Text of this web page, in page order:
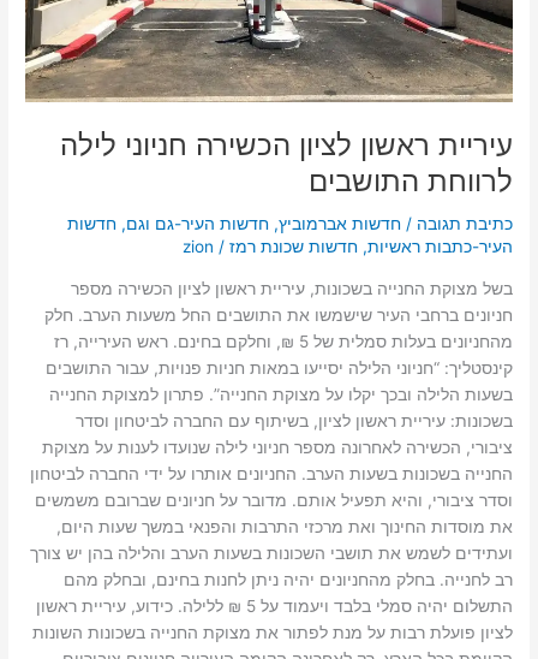
עיריית ראשון לציון הכשירה חניוני לילה
לרווחת התושבים
כתיבת תגובה /חדשות אברמוביץ,חדשות העיר-גם וגם,חדשות
העיר-כתבות ראשיות,חדשות שכונת רמז /
zion
בשל מצוקת החנייה בשכונות, עיריית ראשון לציון הכשירה מספר
חניונים ברחבי העיר שישמשו את התושבים החל משעות הערב. חלק
מהחניונים בעלות סמלית של 5 ₪, וחלקם בחינם. ראש העירייה, רז
קינסטליך: “חניוני הלילה יסייעו במאות חניות פנויות, עבור התושבים
בשעות הלילה ובכך יקלו על מצוקת החנייה”. פתרון למצוקת החנייה
בשכונות: עיריית ראשון לציון, בשיתוף עם החברה לביטחון וסדר
ציבורי, הכשירה לאחרונה מספר חניוני לילה שנועדו לענות על מצוקת
החנייה בשכונות בשעות הערב. החניונים אותרו על ידי החברה לביטחון
וסדר ציבורי, והיא תפעיל אותם. מדובר על חניונים שברובם משמשים
את מוסדות החינוך ואת מרכזי התרבות והפנאי במשך שעות היום,
ועתידים לשמש את תושבי השכונות בשעות הערב והלילה בהן יש צורך
רב לחנייה. בחלק מהחניונים יהיה ניתן לחנות בחינם, ובחלק מהם
התשלום יהיה סמלי בלבד ויעמוד על 5 ₪ ללילה. כידוע, עיריית ראשון
לציון פועלת רבות על מנת לפתור את מצוקת החנייה בשכונות השונות